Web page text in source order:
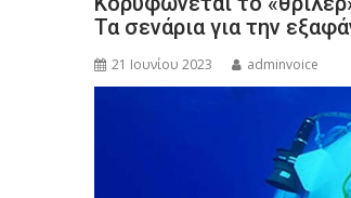
Τα σενάρια για την
21 Ιουνίου 2023 adminvoice